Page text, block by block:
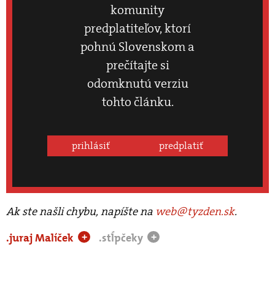
komunity
predplatiteľov, ktorí
pohnú Slovenskom a
prečítajte si
odomknutú verziu
tohto článku.
prihlásiť predplatiť
Ak ste našli chybu, napíšte na web@tyzden.sk.
.juraj Malíček
+ .stĺpčeky +